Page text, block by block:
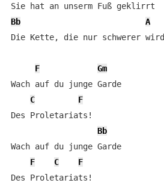
Bb
A
Die Kette, die nur schwerer wird
F
Gm
Wach auf du junge Garde
C
F
Des Proletariats!
Bb
Wach auf du junge Garde
F
C
F
Des Proletariats!